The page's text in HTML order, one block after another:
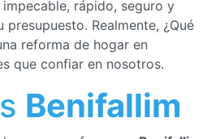
rápido, seguro y
Realmente, ¿Qué
reforma de hogar en
que confiar en nosotros.
Benifallim